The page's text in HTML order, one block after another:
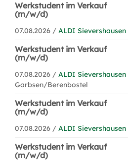
Werkstudent im Verkauf
(m/w/d)
07.08.2026 / ALDI Sievershausen
Werkstudent im Verkauf
(m/w/d)
07.08.2026 / ALDI Sievershausen
Garbsen/Berenbostel
Werkstudent im Verkauf
(m/w/d)
07.08.2026 / ALDI Sievershausen
Werkstudent im Verkauf
(m/w/d)